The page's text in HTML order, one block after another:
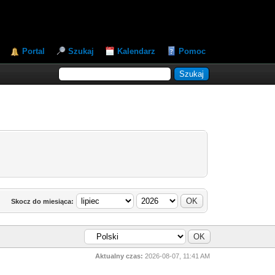
Portal Szukaj Kalendarz Pomoc
Skocz do miesiąca:
Aktualny czas: 2026-08-07, 11:41 AM